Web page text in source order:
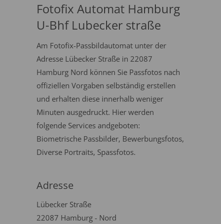
Fotofix Automat Hamburg
U-Bhf Lubecker straße
Am Fotofix-Passbildautomat unter der
Adresse Lübecker Straße in 22087
Hamburg Nord können Sie Passfotos nach
offiziellen Vorgaben selbständig erstellen
und erhalten diese innerhalb weniger
Minuten ausgedruckt. Hier werden
folgende Services andgeboten:
Biometrische Passbilder, Bewerbungsfotos,
Diverse Portraits, Spassfotos.
Adresse
Lübecker Straße
22087 Hamburg - Nord